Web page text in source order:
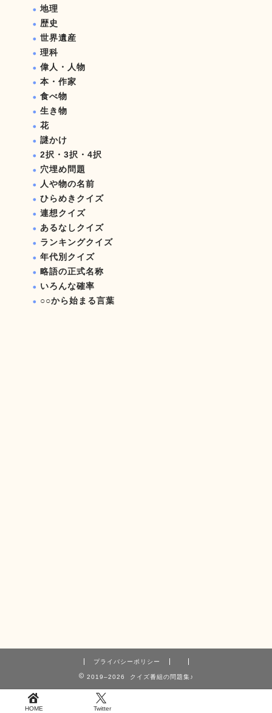
地理
歴史
世界遺産
理科
偉人・人物
本・作家
食べ物
生き物
花
謎かけ
2択・3択・4択
穴埋め問題
人や物の名前
ひらめきクイズ
連想クイズ
あるなしクイズ
ランキングクイズ
年代別クイズ
略語の正式名称
いろんな確率
○○から始まる言葉
プライバシーポリシー
2019–2026 クイズ番組の問題集♪
HOME Twitter